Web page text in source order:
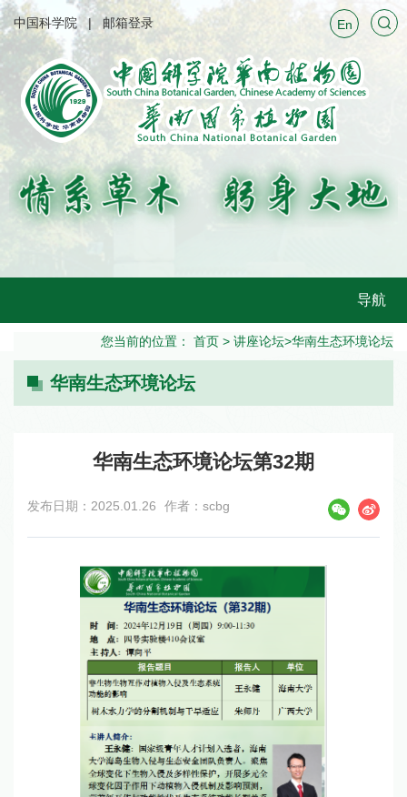
中国科学院 邮箱登录 En
导航
您当前的位置： 首页 > 讲座论坛>华南生态环境论坛
华南生态环境论坛
华南生态环境论坛第32期
发布日期：2025.01.26 作者：scbg